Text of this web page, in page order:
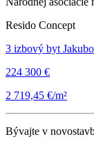
Resido Concept
3 izbový byt
224 300 €
2 719,45 €/m²
Bývajte v